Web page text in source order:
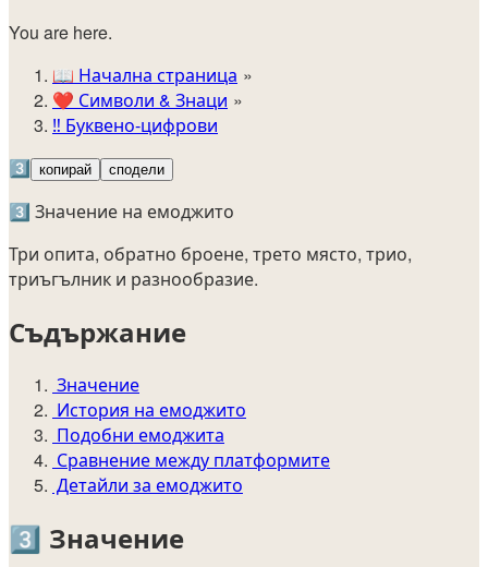
You are here.
📖 Начална страница
❤️ Символи & Знаци
‼️ Буквено-цифрови
3️⃣ копирай сподели
3️⃣ Значение на емоджито
Три опита, обратно броене, трето място, трио,
триъгълник и разнообразие.
Съдържание
Значение
История на емоджито
Подобни емоджита
Сравнение между платформите
Детайли за емоджито
3️⃣ Значение